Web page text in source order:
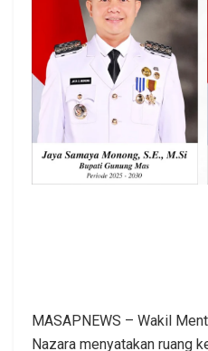
MASAPNEWS – Wakil
Nazara menyatakan ruang